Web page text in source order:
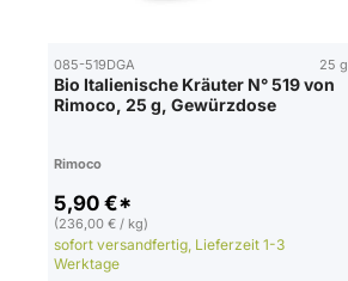
085-519DGA 25 g
Bio Italienische Kräuter N° 519 von
Rimoco, 25 g, Gewürzdose
Rimoco
5,90 €*
(236,00 € / kg)
sofort versandfertig, Lieferzeit 1-3
Werktage